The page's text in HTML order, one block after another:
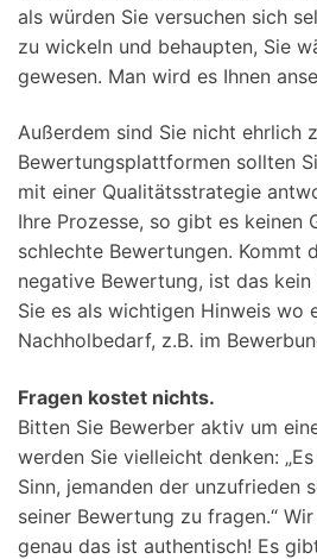
als würden Sie versuchen sich
zu wickeln und behaupten, Sie
gewesen. Man wird es Ihnen
Außerdem sind Sie nicht ehrlich
Bewertungsplattformen sollten
mit einer Qualitätsstrategie
Ihre Prozesse, so gibt es keinen
schlechte Bewertungen. Kommt
negative Bewertung, ist das kein
Sie es als wichtigen Hinweis wo
Nachholbedarf, z.B. im
Fragen kostet nichts.
Bitten Sie Bewerber aktiv um
werden Sie vielleicht denken:
Sinn, jemanden der unzufrieden
seiner Bewertung zu fragen.“
genau das ist authentisch! Es